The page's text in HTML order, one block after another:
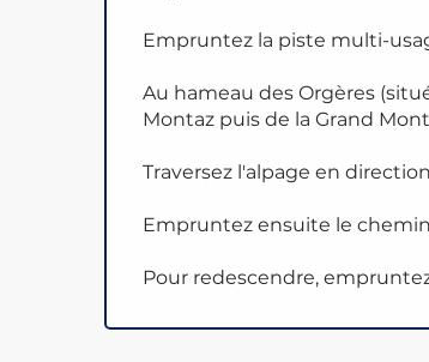
Empruntez la piste multi-
Au hameau des Orgères
Montaz puis de la Grand
Traversez l'alpage en
Empruntez ensuite le
Pour redescendre,